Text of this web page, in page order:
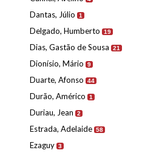
Dantas, Júlio 1
Delgado, Humberto 19
Dias, Gastão de Sousa 21
Dionísio, Mário 9
Duarte, Afonso 44
Durão, Américo 1
Duriau, Jean 2
Estrada, Adelaide 58
Ezaguy 3